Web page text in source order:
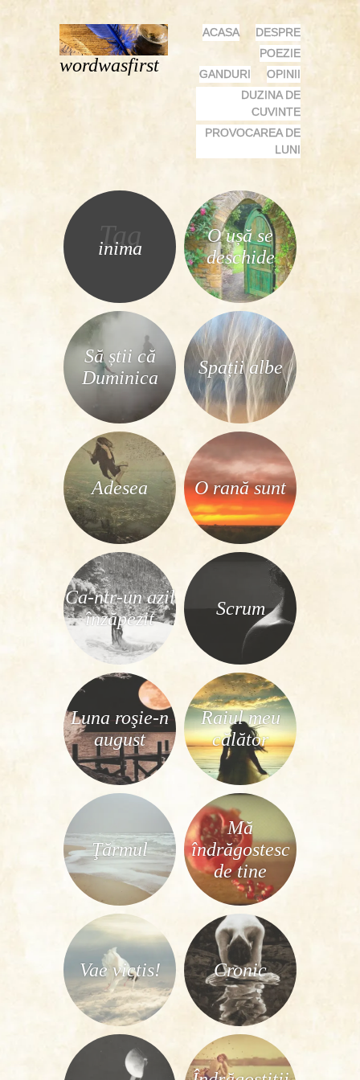
wordwasfirst
MENU
SKIP
CONTENT
ACASA
DESPRE
POEZIE
GANDURI
OPINII
DUZINA DE
CUVINTE
PROVOCAREA DE
LUNI
Tag
inima
O ușă se
deschide
Să știi că
Duminica
Spații albe
Adesea O rană sunt
Ca-ntr-un azil
înzăpezit
Scrum
Luna roşie-n
august
Raiul meu
călător
Ţărmul
Mă
îndrăgostesc
de tine
Vae victis! Cronic